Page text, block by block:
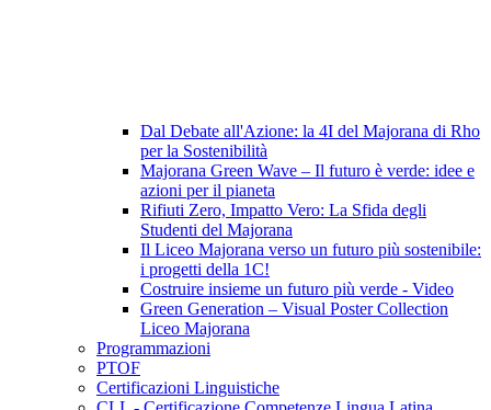
Dal Debate all'Azione: la 4I del Majorana di Rho
per la Sostenibilità
Majorana Green Wave – Il futuro è verde: idee e
azioni per il pianeta
Rifiuti Zero, Impatto Vero: La Sfida degli
Studenti del Majorana
Il Liceo Majorana verso un futuro più sostenibile:
i progetti della 1C!
Costruire insieme un futuro più verde - Video
Green Generation – Visual Poster Collection
Liceo Majorana
Programmazioni
PTOF
Certificazioni Linguistiche